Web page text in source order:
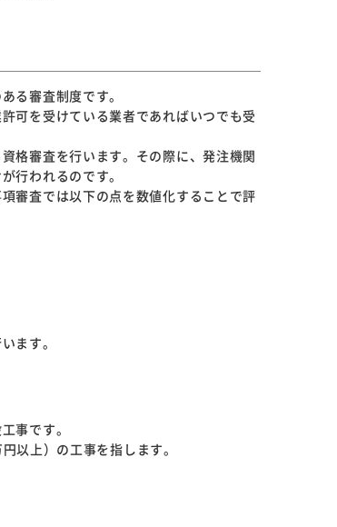
る審査制度です。
可を受けている業者であればいつでも受
格審査を行います。その際に、発注機関
行われるのです。
審査では以下の点を数値化することで評
ます。
事です。
以上）の工事を指します。